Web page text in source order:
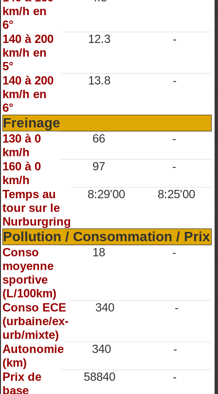
km/h en
6°
140 à 200
km/h en
5°
12.3 -
140 à 200
km/h en
6°
13.8 -
Freinage
130 à 0
km/h
66 -
160 à 0
km/h
97 -
Temps au
tour sur le
Nurburgring
8:29'00 8:25'00
Pollution / Consommation / Prix
Conso
moyenne
sportive
(L/100km)
18 -
Conso ECE
(urbaine/ex-
urb/mixte)
340 -
Autonomie
(km)
340 -
Prix de
base
58840 -